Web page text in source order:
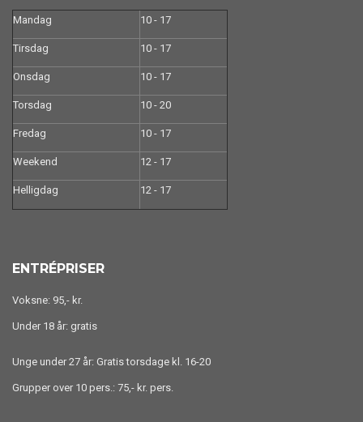
Mandag 10 - 17
Tirsdag 10 - 17
Onsdag 10 - 17
Torsdag 10 - 20
Fredag 10 - 17
Weekend 12 - 17
Helligdag 12 - 17
ENTRÉPRISER
Voksne: 95,- kr.
Under 18 år: gratis
Unge under 27 år: Gratis torsdage kl. 16-20
Grupper over 10 pers.: 75,- kr. pers.